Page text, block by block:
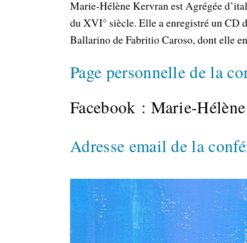
Marie-Hélène Kervran est Agrégée
du XVI° siècle. Elle a enregistré un CD
Ballarino de Fabritio Caroso, dont elle
Page personnelle de la
Facebook : Marie-
Adresse email de la